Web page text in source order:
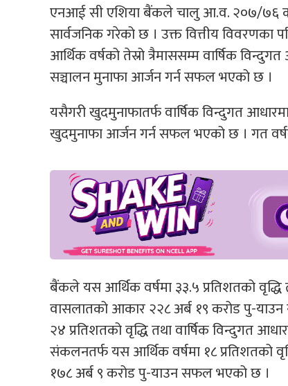
एनआई सी एशिया बैंकले चालु आ.व. २०७/७६ को
सार्वजनिक गरेको छ । उक्त वित्तीय
आर्थिक वर्षको तेस्रो त्रैमाससम्म वार्षिक
सञ्चालन मुनाफा आर्जन गर्न सफल भएको छ ।
यसैगरी खुदमुनाफातर्फ वार्षिक विन्दुगत
खुदमुनाफा आर्जन गर्न सफल भएको छ । गत
बैंकले यस आर्थिक वर्षमा ३३.५ प्रतिशतको वृद्धि
वासलातको आकार २२८ अर्ब १९ करोड पु-
२४ प्रतिशतको वृद्धि तथा वार्षिक विन्दुगत
संकलनतर्फ यस आर्थिक वर्षमा १८ प्रतिशतको
१७८ अर्ब ९ करोड पु-याउन सफल भएको छ ।